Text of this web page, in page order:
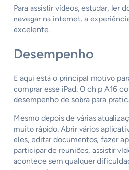
Para assistir vídeos, estudar, ler
navegar na internet, a
excelente.
Desempenho
E aqui está o principal motivo
comprar esse iPad. O chip A16
desempenho de sobra para
Mesmo depois de várias
muito rápido. Abrir vários
eles, editar documentos, fazer
participar de reuniões, assistir
acontece sem qualquer